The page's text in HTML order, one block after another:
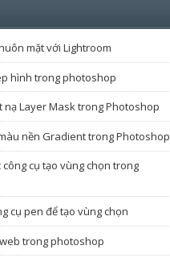
mặt với Lightroom
hình trong photoshop
nạ Layer Mask trong Photoshop
nền Gradient trong Photoshop
công cụ tạo vùng chọn trong
cụ pen để tạo vùng chọn
trong photoshop